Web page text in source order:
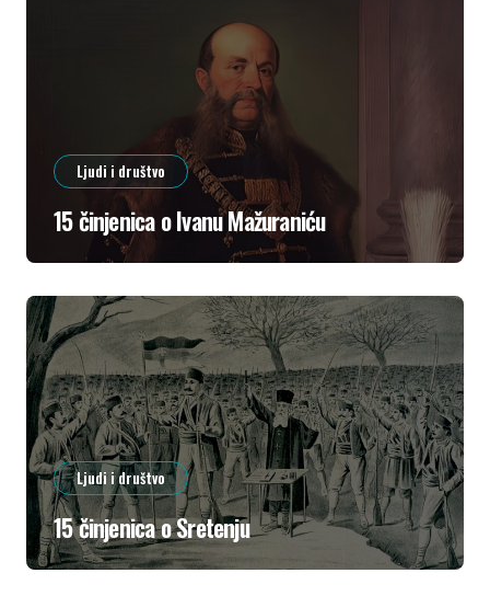
Ljudi i društvo
15 činjenica o Ivanu Mažuraniću
Ljudi i društvo
15 činjenica o Sretenju